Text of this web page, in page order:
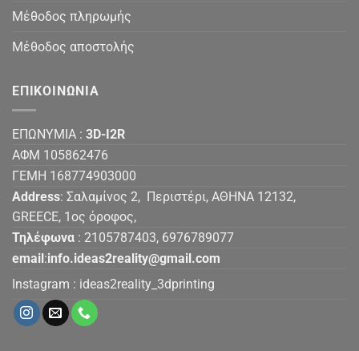
Μέθοδος πληρωμής
Μέθοδος αποστολής
ΕΠΙΚΟΙΝΩΝΙΑ
ΕΠΩΝΥΜΙΑ : 3D-I2R
ΑΦΜ 105862476
ΓΕΜΗ 168774903000
Address: Σαλαμίνος 2, Περιστέρι, ΑΘΗΝΑ 12132,
GREECE, 1ος όροφος,
Τηλέφωνα : 2105787403, 6976789077
email :info.ideas2reality@gmail.com
Instagram : ideas2reality_3dprinting